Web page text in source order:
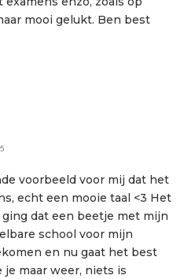
mooi gelukt. Ben best
voorbeeld voor mij dat het
echt een mooie taal <3 Het
dat een beetje met mijn
school voor mijn
en nu gaat het best
maar weer, niets is